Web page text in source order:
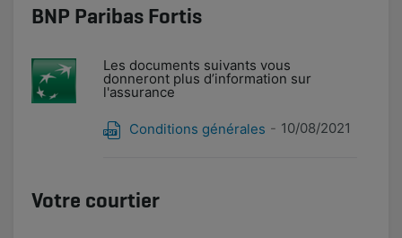
BNP Paribas Fortis
Les documents suivants vous
donneront plus d’information sur
l'assurance
Conditions générales 10/08/2021
Votre courtier